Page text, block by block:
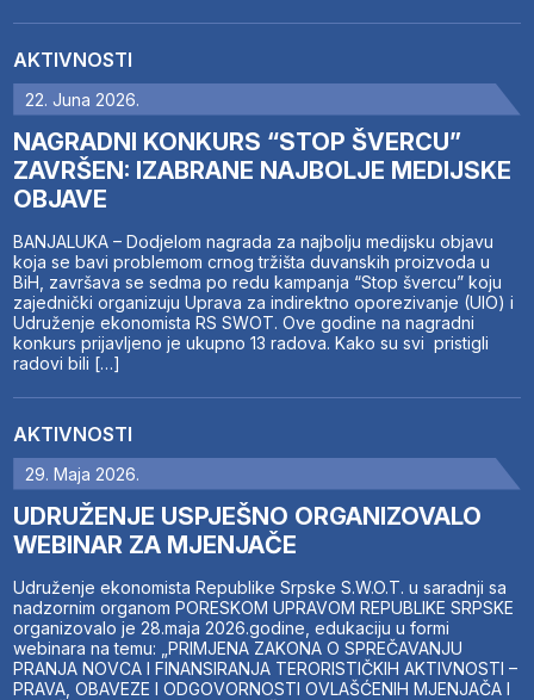
AKTIVNOSTI
22. Juna 2026.
NAGRADNI KONKURS “STOP ŠVERCU”
ZAVRŠEN: IZABRANE NAJBOLJE MEDIJSKE
OBJAVE
BANJALUKA – Dodjelom nagrada za najbolju medijsku objavu
koja se bavi problemom crnog tržišta duvanskih proizvoda u
BiH, završava se sedma po redu kampanja “Stop švercu” koju
zajednički organizuju Uprava za indirektno oporezivanje (UIO) i
Udruženje ekonomista RS SWOT. Ove godine na nagradni
konkurs prijavljeno je ukupno 13 radova. Kako su svi pristigli
radovi bili […]
AKTIVNOSTI
29. Maja 2026.
UDRUŽENJE USPJEŠNO ORGANIZOVALO
WEBINAR ZA MJENJAČE
Udruženje ekonomista Republike Srpske S.W.O.T. u saradnji sa
nadzornim organom PORESKOM UPRAVOM REPUBLIKE SRPSKE
organizovalo je 28.maja 2026.godine, edukaciju u formi
webinara na temu: „PRIMJENA ZAKONA O SPREČAVANJU
PRANJA NOVCA I FINANSIRANJA TERORISTIČKIH AKTIVNOSTI –
PRAVA, OBAVEZE I ODGOVORNOSTI OVLAŠĆENIH MJENJAČA I